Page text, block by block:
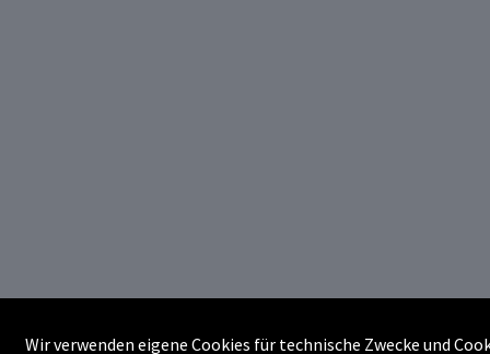
Wir verwenden eigene Cookies für technische Zwecke und